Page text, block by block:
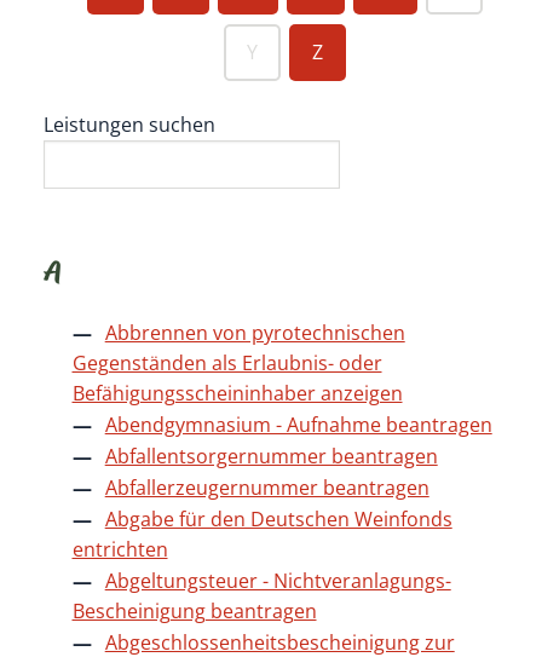
Y Z
Leistungen suchen
A
Abbrennen von pyrotechnischen
Gegenständen als Erlaubnis- oder
Befähigungsscheininhaber anzeigen
Abendgymnasium - Aufnahme beantragen
Abfallentsorgernummer beantragen
Abfallerzeugernummer beantragen
Abgabe für den Deutschen Weinfonds
entrichten
Abgeltungsteuer - Nichtveranlagungs-
Bescheinigung beantragen
Abgeschlossenheitsbescheinigung zur